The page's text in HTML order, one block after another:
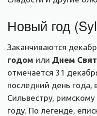
Новый год
Заканчиваются
годом или Днем
отмечается 31
последний день года,
Сильвестру,
году. По легенде,